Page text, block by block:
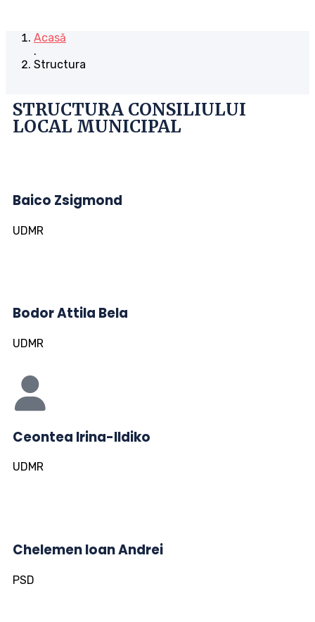
Acasă
.
Structura
STRUCTURA CONSILIULUI
LOCAL MUNICIPAL
Baico Zsigmond
UDMR
Bodor Attila Bela
UDMR
Ceontea Irina-Ildiko
UDMR
Chelemen Ioan Andrei
PSD